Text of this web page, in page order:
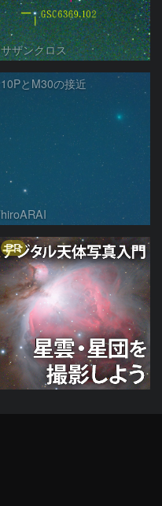
サザンクロス
10PとM30の接近
hiroARAI
PR